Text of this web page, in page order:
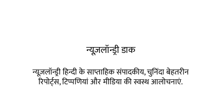
न्यूज़लॉन्ड्री डाक
न्यूज़लॉन्ड्री हिन्दी के साप्ताहिक संपादकीय, चुनिंदा बेहतरीन
रिपोर्ट्स, टिप्पणियां और मीडिया की स्वस्थ आलोचनाएं.